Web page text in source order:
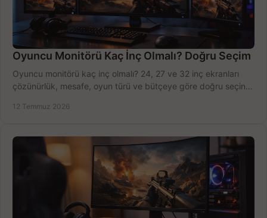
Oyuncu Monitörü Kaç İnç Olmalı? Doğru Seçim
Oyuncu monitörü kaç inç olmalı? 24, 27 ve 32 inç ekranları
çözünürlük, mesafe, oyun türü ve bütçeye göre doğru seçin,
12 Temmuz 2026